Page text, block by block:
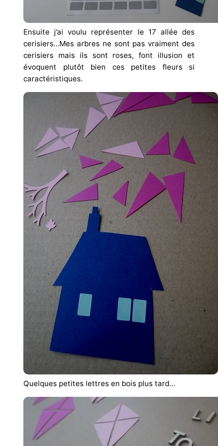
Ensuite j’ai voulu représenter le 17 allée des
cerisiers…Mes arbres ne sont pas vraiment des
cerisiers mais ils sont roses, font illusion et
évoquent plutôt bien ces petites fleurs si
caractéristiques.
Quelques petites lettres en bois plus tard…